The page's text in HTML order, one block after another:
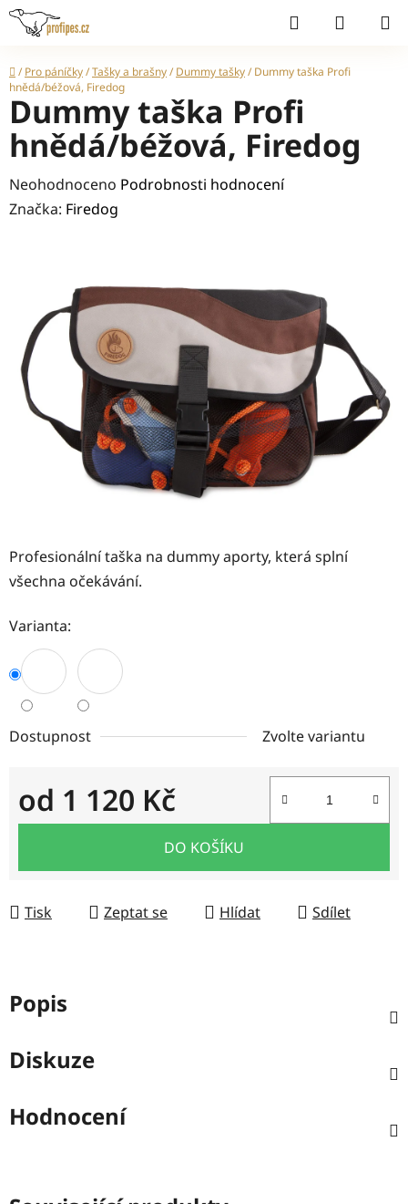
Přejít
Hledat
Domů
/ Pro páníčky/Tašky a brašny/ Dummy tašky/ Dummy taška Profi
hnědá/béžová, Firedog
Profesionální taška na dummy aporty, která splní
všechna očekávání.
Varianta:
Dostupnost Zvolte variantu
od 1 120 Kč
Měrná cena:
DO KOŠÍKU
Tisk Zeptat se Hlídat Sdílet
Dummy taška Profi
hnědá/béžová, Firedog
Průměrné
hodnocení
hvězdiček.
Neohodnoceno Podrobnosti hodnocení
Značka: Firedog
Popis
Diskuze
Hodnocení